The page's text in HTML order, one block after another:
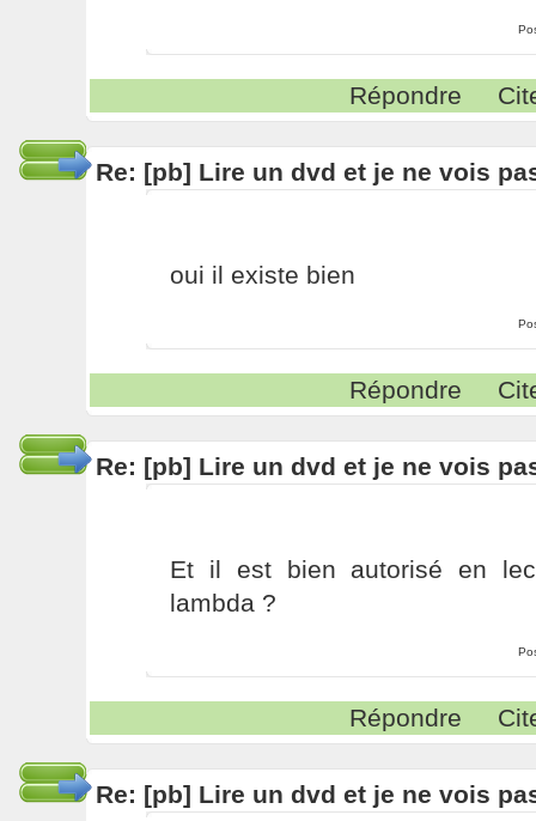
Répondre
Re: [pb] Lire un dvd et je ne vois
oui il existe bien
Répondre
Re: [pb] Lire un dvd et je ne vois
Et il est bien autorisé en
lambda ?
Répondre
Re: [pb] Lire un dvd et je ne vois